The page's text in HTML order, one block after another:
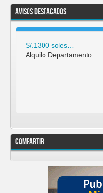
Avisos Destacados
S/.1300 soles…
Alquilo Departamento…
Compartir